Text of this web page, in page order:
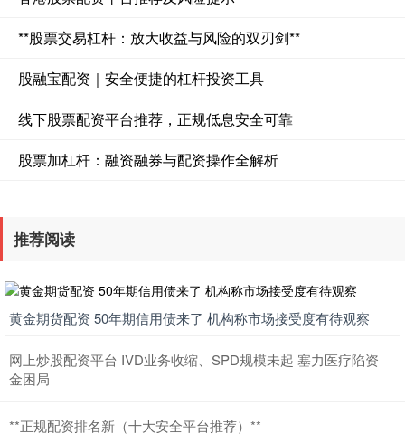
**股票交易杠杆：放大收益与风险的双刃剑**
股融宝配资｜安全便捷的杠杆投资工具
线下股票配资平台推荐，正规低息安全可靠
股票加杠杆：融资融券与配资操作全解析
推荐阅读
黄金期货配资 50年期信用债来了 机构称市场接受度有待观察
网上炒股配资平台 IVD业务收缩、SPD规模未起 塞力医疗陷资
金困局
**正规配资排名新（十大安全平台推荐）**